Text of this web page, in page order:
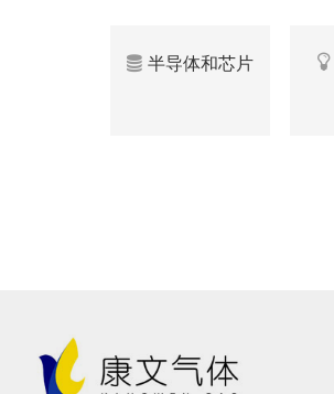
半导体和芯片